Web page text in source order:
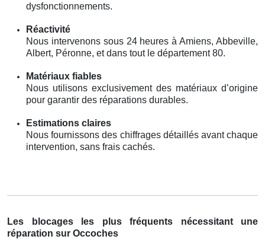
dysfonctionnements.
Réactivité
Nous intervenons sous 24 heures à Amiens, Abbeville,
Albert, Péronne, et dans tout le département 80.
Matériaux fiables
Nous utilisons exclusivement des matériaux d’origine
pour garantir des réparations durables.
Estimations claires
Nous fournissons des chiffrages détaillés avant chaque
intervention, sans frais cachés.
Les blocages les plus fréquents nécessitant une
réparation sur Occoches